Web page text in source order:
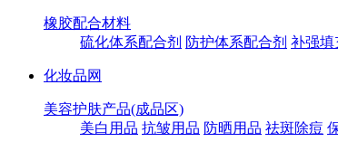
橡胶配合材料
硫化体系配合剂 防护体系配合剂 补强填
化妆品网
美容护肤产品(成品区)
美白用品 抗皱用品 防晒用品 祛斑除痘